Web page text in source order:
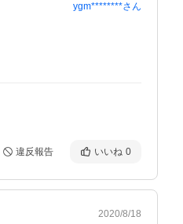
ygm********さん
違反報告 いいね 0
2020/8/18